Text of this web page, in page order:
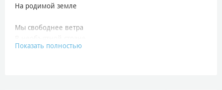
На родимой земле
Мы свободнее ветра
Бьётся сердце так быстро
Показать полностью